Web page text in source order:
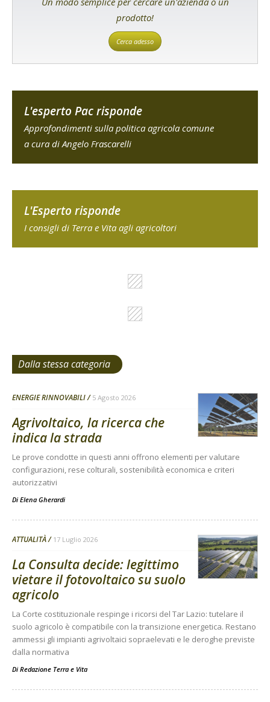
prodotto!
Cerca adesso
L'esperto Pac risponde
Approfondimenti sulla politica agricola comune
a cura di Angelo Frascarelli
L'Esperto risponde
I consigli di Terra e Vita agli agricoltori
Dalla stessa categoria
ENERGIE RINNOVABILI 5 Agosto 2026
Agrivoltaico, la ricerca che
indica la strada
Le prove condotte in questi anni offrono elementi per valutare
configurazioni, rese colturali, sostenibilità economica e criteri
autorizzativi
Di Elena Gherardi
ATTUALITÀ 17 Luglio 2026
La Consulta decide: legittimo
vietare il fotovoltaico su suolo
agricolo
La Corte costituzionale respinge i ricorsi del Tar Lazio: tutelare il
suolo agricolo è compatibile con la transizione energetica. Restano
ammessi gli impianti agrivoltaici sopraelevati e le deroghe previste
dalla normativa
Di Redazione Terra e Vita